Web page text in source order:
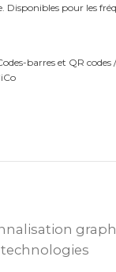
pour les
barres et QR